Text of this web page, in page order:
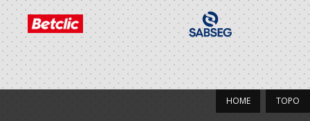
2018/19
A.A. Braga
Associação
Académica
Didáxis - A2D
Iniciados F / Juvenis F
TOPO
HOME